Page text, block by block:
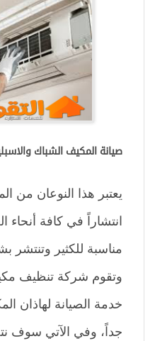
صيانة المكيف الشباك
يعتبر هذا النوعان من
انتشاراً في كافة أنحاء
مناسبة للكثير وتنتشر
وتقوم شركة تنظيف
خدمة الصيانة لهاذان
جداً، وفي الآتي سوف